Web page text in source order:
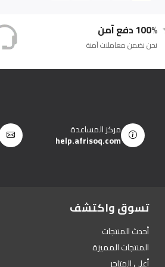
100% دفع آمن
نحن نضمن معاملات آمنة
مركز المساعدة
help.afrisoq.com
تسوق واكتشف
أحدث المنتجات
المنتجات المميزة
أعلى المتاجر